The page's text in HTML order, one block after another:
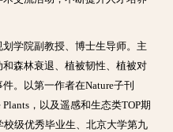
学院副教授、博士生导师。主
森林衰退、植被韧性、植被对
。以第一作者在Nature子刊
，以及遥感和生态类TOP期
级优秀毕业生、北京大学第九